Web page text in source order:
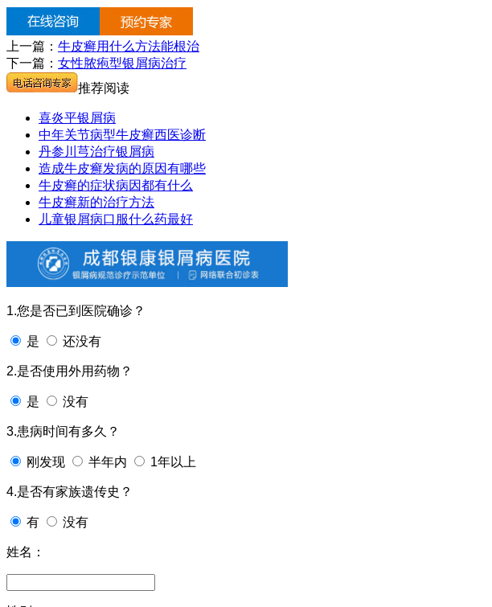
上一篇： 牛皮癣用什么方法能根治
下一篇： 女性脓疱型银屑病治疗
推荐阅读
喜炎平银屑病
中年关节病型牛皮癣西医诊断
丹参川芎治疗银屑病
造成牛皮癣发病的原因有哪些
牛皮癣的症状病因都有什么
牛皮癣新的治疗方法
儿童银屑病口服什么药最好
1.您是否已到医院确诊？
是 还没有
2.是否使用外用药物？
是 没有
3.患病时间有多久？
刚发现 半年内 1年以上
4.是否有家族遗传史？
有 没有
姓名：